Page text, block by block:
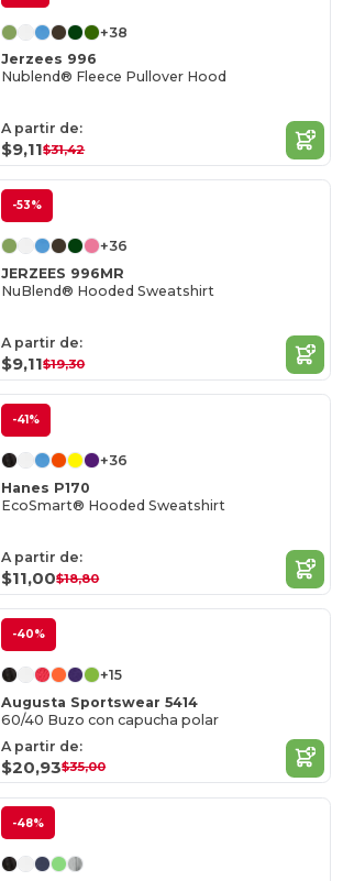
+38
Jerzees 996
Nublend® Fleece Pullover Hood
A partir de:
$9,11$31,42
-53%
+36
JERZEES 996MR
NuBlend® Hooded Sweatshirt
A partir de:
$9,11$19,30
-41%
+36
Hanes P170
EcoSmart® Hooded Sweatshirt
A partir de:
$11,00$18,80
-40%
+15
Augusta Sportswear 5414
60/40 Buzo con capucha polar
A partir de:
$20,93$35,00
-48%